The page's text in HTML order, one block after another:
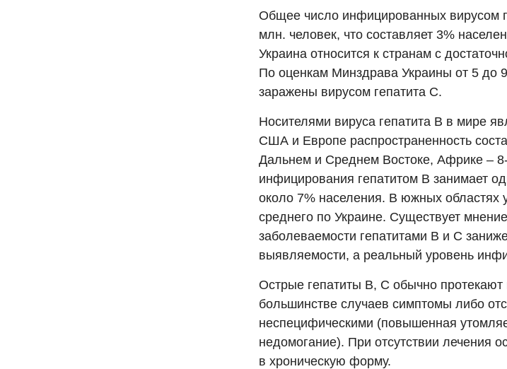
Общее число инфицированных вирусом
млн. человек, что составляет 3%
Украина относится к странам с
По оценкам Минздрава Украины от 5 до
заражены вирусом гепатита С.
Носителями вируса гепатита В в мире
США и Европе распространенность
Дальнем и Среднем Востоке, Африке –
инфицирования гепатитом В занимает
около 7% населения. В южных
среднего по Украине. Существует
заболеваемости гепатитами В и С
выявляемости, а реальный уровень
Острые гепатиты В, С обычно протекают
большинстве случаев симптомы либо
неспецифическими (повышенная
недомогание). При отсутствии лечения
в хроническую форму.